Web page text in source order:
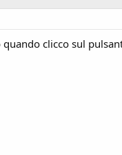
clicco sul